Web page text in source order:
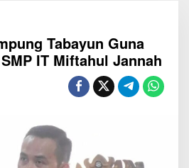
Tabayun Guna
IT Miftahul Jannah